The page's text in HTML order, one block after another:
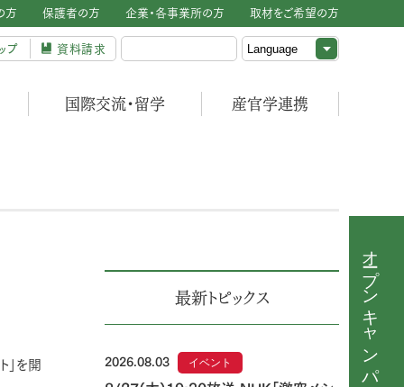
方 保護者の方 企業・各事業所の方 取材をご希望の方
国際交流・留学 産官学連携
プ 資料請求
オープンキャンパス
」を開
最新トピックス
2026.08.03 イベント